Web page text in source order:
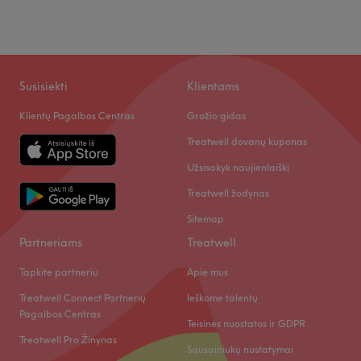
Kuksando.
sterilizuotos adatos, profesionalūs prietaisai.
Papildomi akcentai:
centras yra lengvai pasiekiamas
viešuoju transportu, erdvi automobilių parkavimo vieta.
Atidaryti salono profilį
Sekmadienis
Uždaryta
puosialėja ir gydo Jūsų veido odą!
Atidaryti salono profilį
Susisiekti
Klientų Pagalbos Centras
Klientams
Grožio gidas
Treatwell dovanų kuponas
Užsisakyk naujienlaiškį
Treatwell žodynas
Sitemap
Partneriams
Tapkite partneriu
Treatwell Connect Partnerių
Pagalbos Centras
Treatwell Pro Žinynas
Treatwell
Apie mus
Ieškome talentų
Teisinės nuostatos ir GDPR
Sausainiukų nustatymai